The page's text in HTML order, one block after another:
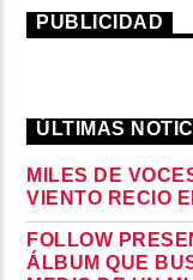
PUBLICIDAD
ÚLTIMAS
MILES DE
VIENTO RECIO
FOLLOW
ÁLBUM QUE